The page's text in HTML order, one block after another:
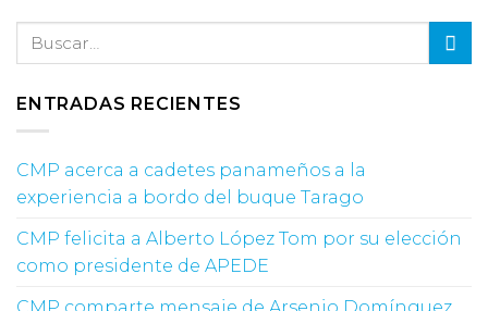
ENTRADAS RECIENTES
CMP acerca a cadetes panameños a la
experiencia a bordo del buque Tarago
CMP felicita a Alberto López Tom por su elección
como presidente de APEDE